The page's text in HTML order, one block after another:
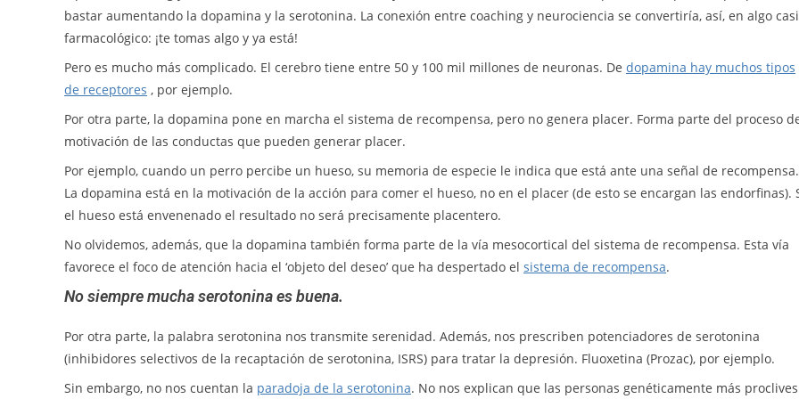
bastar aumentando la dopamina y la serotonina. La conexión entre coaching y neurociencia se convertiría, así, en algo casi
farmacológico: ¡te tomas algo y ya está!
Pero es mucho más complicado. El cerebro tiene entre 50 y 100 mil millones de neuronas. De dopamina hay muchos tipos
de receptores , por ejemplo.
Por otra parte, la dopamina pone en marcha el sistema de recompensa, pero no genera placer. Forma parte del proceso
motivación de las conductas que pueden generar placer.
Por ejemplo, cuando un perro percibe un hueso, su memoria de especie le indica que está ante una señal de recompensa.
La dopamina está en la motivación de la acción para comer el hueso, no en el placer (de esto se encargan las endorfinas).
el hueso está envenenado el resultado no será precisamente placentero.
No olvidemos, además, que la dopamina también forma parte de la vía mesocortical del sistema de recompensa. Esta vía
favorece el foco de atención hacia el ‘objeto del deseo’ que ha despertado el sistema de recompensa.
No siempre mucha serotonina es buena.
Por otra parte, la palabra serotonina nos transmite serenidad. Además, nos prescriben potenciadores de serotonina
(inhibidores selectivos de la recaptación de serotonina, ISRS) para tratar la depresión. Fluoxetina (Prozac), por ejemplo.
Sin embargo, no nos cuentan la paradoja de la serotonina. No nos explican que las personas genéticamente más proclives